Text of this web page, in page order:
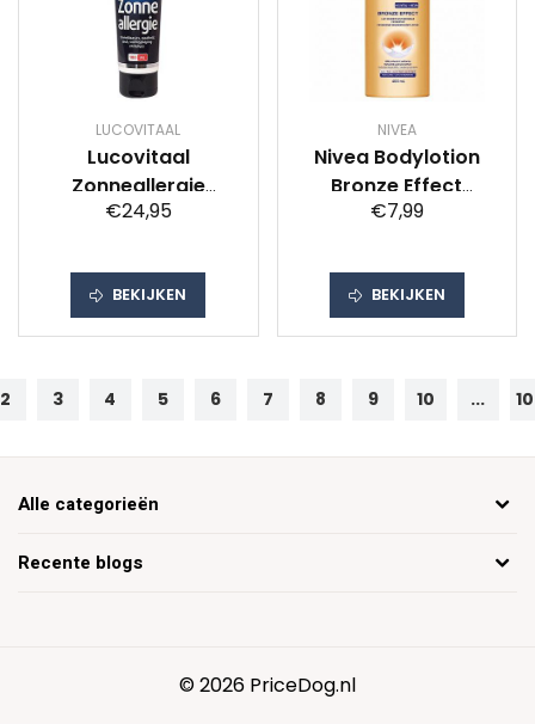
LUCOVITAAL
Lucovitaal
Zonneallergie
Creme Factorspf30
€24,95
BEKIJKEN
NIVEA
Nivea Bodylotion
Bronze Effect
Progressief
Medium Huid
€7,99
BEKIJKEN
2 3 4 5 6 7 8 9 10 ...
Recente blogs
Alle categorieën
© 2026 PriceDog.nl